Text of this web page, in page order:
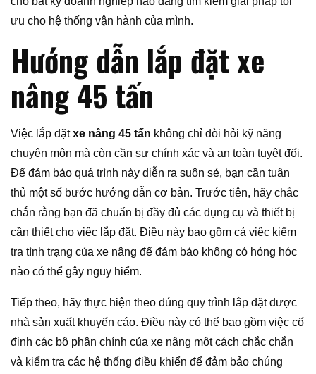
ưu cho hệ thống vận hành của mình.
Hướng dẫn lắp đặt xe
nâng 45 tấn
Việc lắp đặtxe nâng 45 tấn không chỉ đòi hỏi kỹ năng
chuyên môn mà còn cần sự chính xác và an toàn tuyệt đối.
Để đảm bảo quá trình này diễn ra suôn sẻ, bạn cần tuân
thủ một số bước hướng dẫn cơ bản. Trước tiên, hãy chắc
chắn rằng bạn đã chuẩn bị đầy đủ các dụng cụ và thiết bị
cần thiết cho việc lắp đặt. Điều này bao gồm cả việc kiểm
tra tình trạng của xe nâng để đảm bảo không có hỏng hóc
nào có thể gây nguy hiểm.
Tiếp theo, hãy thực hiện theo đúng quy trình lắp đặt được
nhà sản xuất khuyến cáo. Điều này có thể bao gồm việc cố
định các bộ phận chính của xe nâng một cách chắc chắn
và kiểm tra các hệ thống điều khiển để đảm bảo chúng